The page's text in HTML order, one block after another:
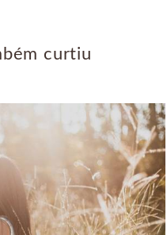
curtiu